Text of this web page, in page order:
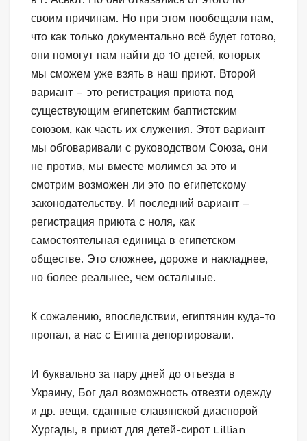
своим причинам. Но при этом пообещали нам,
что как только документально всё будет готово,
они помогут нам найти до 10 детей, которых
мы сможем уже взять в наш приют. Второй
вариант – это регистрация приюта под
существующим египетским баптистским
союзом, как часть их служения. Этот вариант
мы обговаривали с руководством Союза, они
не против, мы вместе молимся за это и
смотрим возможен ли это по египетскому
законодательству. И последний вариант –
регистрация приюта с ноля, как
самостоятельная единица в египетском
обществе. Это сложнее, дороже и накладнее,
но более реальнее, чем остальные.
К сожалению, впоследствии, египтянин куда-то
пропал, а нас с Египта депортировали.
И буквально за пару дней до отъезда в
Украину, Бог дал возможность отвезти одежду
и др. вещи, сданные славянской диаспорой
Хургады, в приют для детей-сирот Lillian